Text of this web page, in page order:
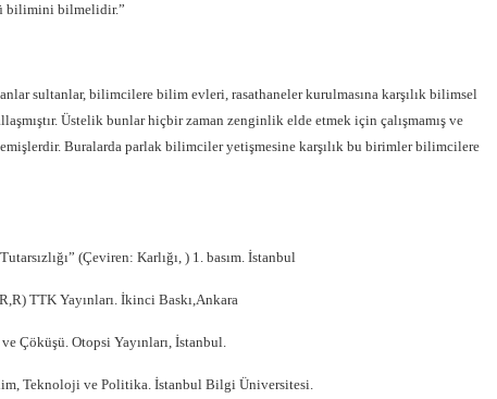
bilimini bilmelidir.”
sultanlar, bilimcilere bilim evleri, rasathaneler kurulmasına karşılık bilimsel
Üstelik bunlar hiçbir zaman zenginlik elde etmek için çalışmamış ve
Buralarda parlak bilimciler yetişmesine karşılık bu birimler bilimcilere
(Çeviren: Karlığı, ) 1. basım. İstanbul
TTK Yayınları. İkinci Baskı,Ankara
Çöküşü. Otopsi Yayınları, İstanbul.
Teknoloji ve Politika. İstanbul Bilgi Üniversitesi.